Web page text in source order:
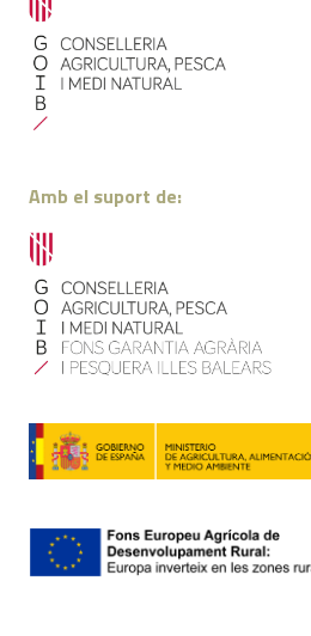
Amb el suport de: